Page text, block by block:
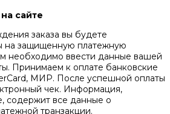
сайте
заказа вы будете
на защищенную платежную
необходимо ввести данные вашей
Принимаем к оплате банковские
МИР. После успешной оплаты
чек. Информация,
содержит все данные о
транзакции.